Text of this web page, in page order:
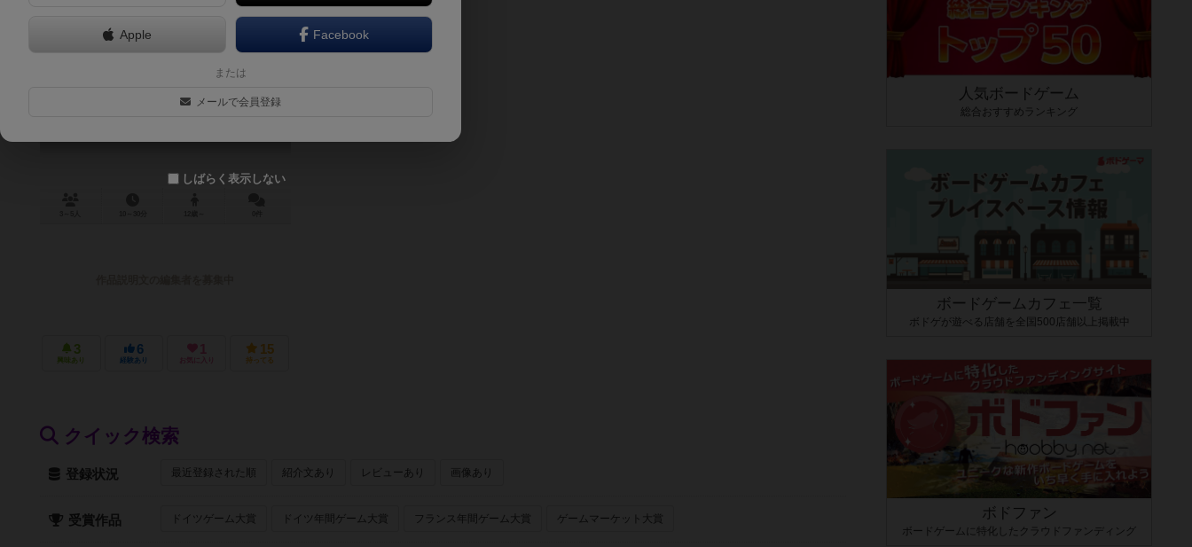
3
興味あり
6
経験あり
1
お気に入り
15
持ってる
クイック検索
登録状況 最近登録された順 紹介文あり レビューあり 画像あり
受賞作品 ドイツゲーム大賞 ドイツ年間ゲーム大賞 フランス年間ゲーム大賞 ゲームマーケット大賞
人気ボードゲーム
総合おすすめランキング
ボードゲームカフェ一覧
ボドゲが遊べる店舗を全国500店舗以上掲載中
ボドファン
ボードゲームに特化したクラウドファンディング
Apple Facebook
または
メールで会員登録
しばらく表示しない